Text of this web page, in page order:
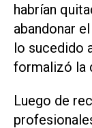
habrían
abandonar
lo sucedido
formalizó la
Luego de